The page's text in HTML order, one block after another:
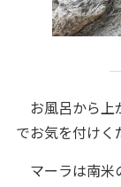
お風呂から上
でお気を付けく
マーラは南米